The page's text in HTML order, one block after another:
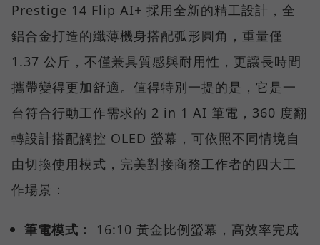
Prestige 14 Flip AI+ 採用全新的精工設計，全
鋁合金打造的纖薄機身搭配弧形圓角，重量僅
1.37 公斤，不僅兼具質感與耐用性，更讓長時間
攜帶變得更加舒適。值得特別一提的是，它是一
台符合行動工作需求的 2 in 1 AI 筆電，360 度翻
轉設計搭配觸控 OLED 螢幕，可依照不同情境自
由切換使用模式，完美對接商務工作者的四大工
作場景：
筆電模式：
16:10 黃金比例螢幕，高效率完成